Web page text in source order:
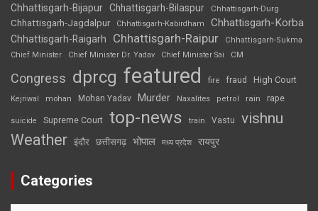
Chhattisgarh-Bijapur Chhattisgarh-Bilaspur Chhattisgarh-Durg
Chhattisgarh-Jagdalpur Chhattisgarh-Kabirdham Chhattisgarh-Korba
Chhattisgarh-Raigarh Chhattisgarh-Raipur
Chhattisgarh-Sukma
Chief Minister
Chief Minister Dr. Yadav Chief Minister Sai CM
Congress dprcg featured fire fraud High Court
Kejriwal mohan Mohan Yadav Murder Naxalites petrol rain rape
suicide Supreme Court top-news train Vastu vishnu
Weather इंदौर छत्तीसगढ़ भोपाल मध्य प्रदेश रायपुर
Categories